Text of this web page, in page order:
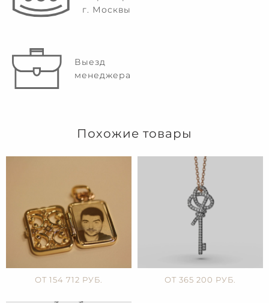
г. Москвы
Выезд
менеджера
Похожие товары
ОТ 154 712 РУБ. ОТ 365 200 РУБ.